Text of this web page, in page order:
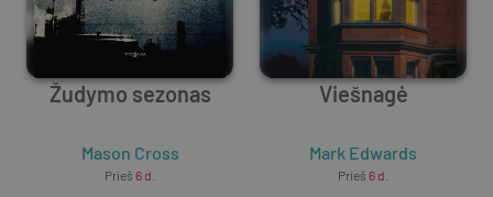
Žudymo sezonas
Mason Cross
Prieš 6 d.
Viešnagė
Mark Edwards
Prieš 6 d.